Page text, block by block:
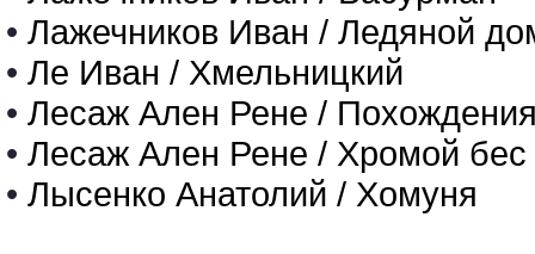
• Лажечников Иван / Ледяной
• Ле Иван / Хмельницкий
• Лесаж Ален Рене /
• Лесаж Ален Рене / Хромой бес
• Лысенко Анатолий / Хомуня